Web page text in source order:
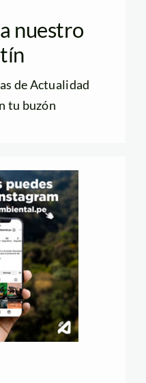
nuestro
de Actualidad
tu buzón